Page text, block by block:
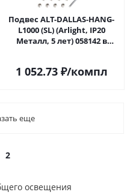
Подвес ALT-DALLAS-HANG-
L1000 (SL) (Arlight, IP20
Металл, 5 лет) 058142 в
1 052.73₽/компл
еще
2
освещения